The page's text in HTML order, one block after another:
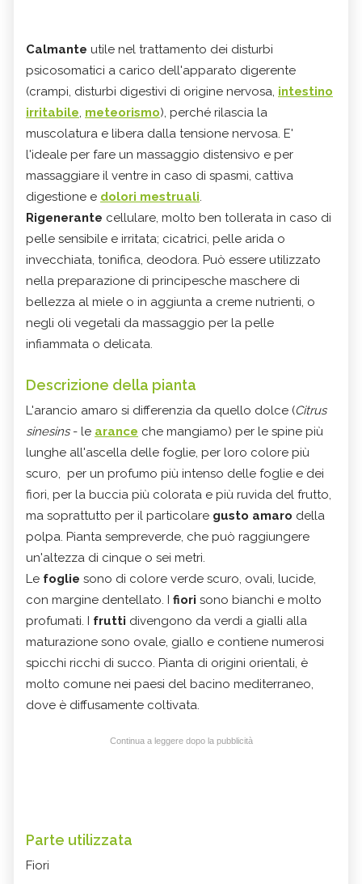
Calmante utile nel trattamento dei disturbi
psicosomatici a carico dell'apparato digerente
(crampi, disturbi digestivi di origine nervosa, intestino
irritabile, meteorismo), perché rilascia la
muscolatura e libera dalla tensione nervosa. E'
l'ideale per fare un massaggio distensivo e per
massaggiare il ventre in caso di spasmi, cattiva
digestione e dolori mestruali.
Rigenerante cellulare, molto ben tollerata in caso di
pelle sensibile e irritata; cicatrici, pelle arida o
invecchiata, tonifica, deodora. Può essere utilizzato
nella preparazione di principesche maschere di
bellezza al miele o in aggiunta a creme nutrienti, o
negli oli vegetali da massaggio per la pelle
infiammata o delicata.
Descrizione della pianta
L'arancio amaro si differenzia da quello dolce (Citrus
sinesins- le arance che mangiamo) per le spine più
lunghe all'ascella delle foglie, per loro colore più
scuro, per un profumo più intenso delle foglie e dei
fiori, per la buccia più colorata e più ruvida del frutto,
ma soprattutto per il particolare gusto amaro della
polpa. Pianta sempreverde, che può raggiungere
un'altezza di cinque o sei metri.
Le foglie sono di colore verde scuro, ovali, lucide,
con margine dentellato. I fiori sono bianchi e molto
profumati. I frutti divengono da verdi a gialli alla
maturazione sono ovale, giallo e contiene numerosi
spicchi ricchi di succo. Pianta di origini orientali, è
molto comune nei paesi del bacino mediterraneo,
dove è diffusamente coltivata.
Continua a leggere dopo la pubblicità
Parte utilizzata
Fiori